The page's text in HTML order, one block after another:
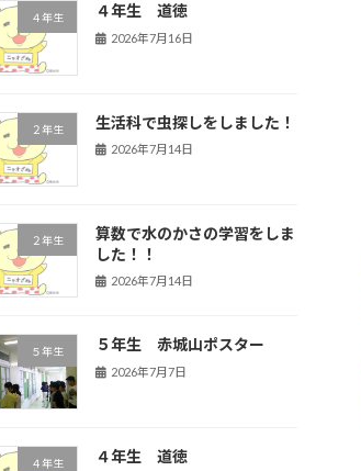
４年生 ４年生 道徳
2026年7月16日
２年生 生活科で虫探しをしました！
2026年7月14日
２年生
算数で水のかさの学習をしま
した！！
2026年7月14日
５年生 ５年生 赤城山ポスター
2026年7月7日
４年生 ４年生 道徳